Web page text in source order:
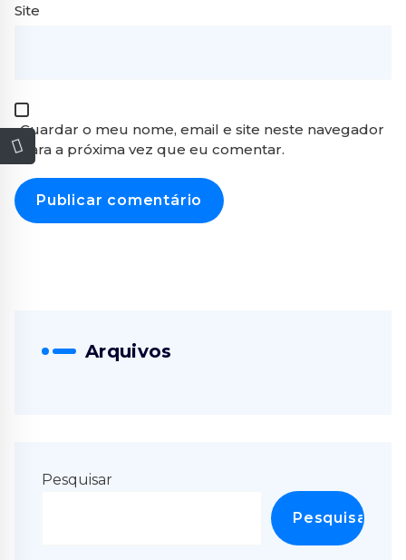
Site
Guardar o meu nome, email e site neste navegador
para a próxima vez que eu comentar.
Arquivos
Pesquisar
Pesquisar